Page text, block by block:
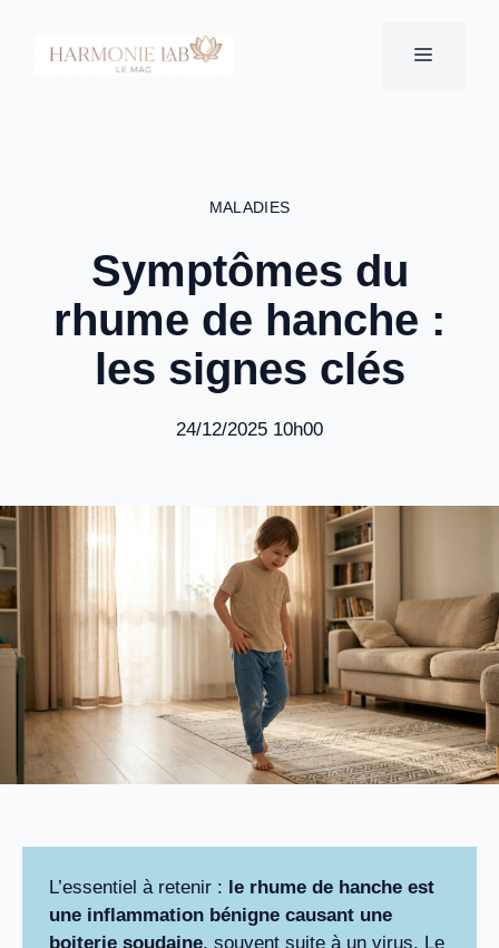
contenu
MENU
MALADIES
Symptômes du
rhume de hanche :
les signes clés
24/12/2025 10h00
L’essentiel à retenir : le rhume de hanche est
une inflammation bénigne causant une
boiterie soudaine, souvent suite à un virus. Le